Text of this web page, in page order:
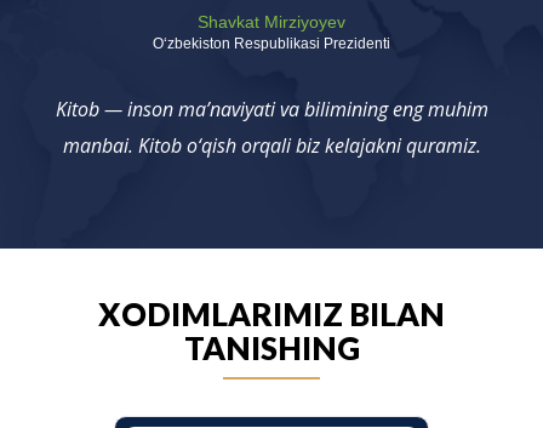
Shavkat Mirziyoyev
Oʻzbekiston Respublikasi Prezidenti
Kitob — inson ma’naviyati va bilimining eng muhim
manbai. Kitob o‘qish orqali biz kelajakni quramiz.
XODIMLARIMIZ BILAN
TANISHING